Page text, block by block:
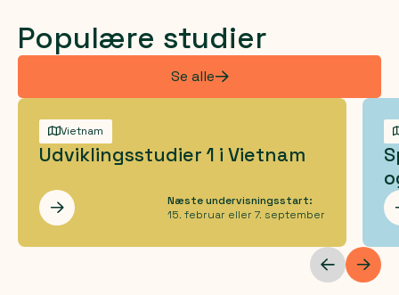
Populære studier
Se alle
Vietnam
Udviklingsstudier 1 i Vietnam
Les mer
Næste undervisningsstart:
15. februar eller 7. september